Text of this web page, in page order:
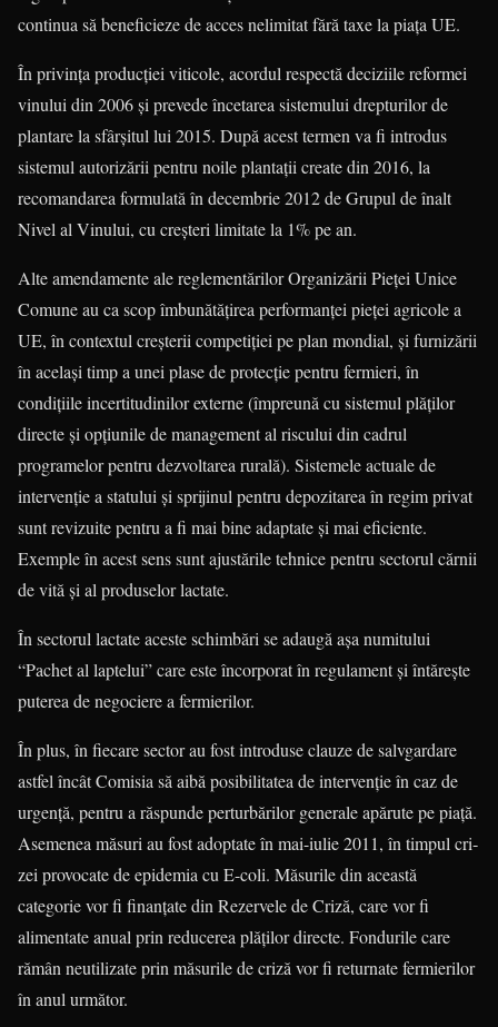
continua să beneficieze de acces nelimitat fără taxe la piața UE.
În privința producției viticole, acordul respectă deciziile reformei
vinului din 2006 și prevede încetarea sistemului drepturilor de
plantare la sfârșitul lui 2015. După acest termen va fi introdus
sistemul autorizării pentru noile plantații create din 2016, la
recomandarea formulată în decembrie 2012 de Grupul de înalt
Nivel al Vinului, cu creșteri limitate la 1% pe an.
Alte amendamente ale reglemen­tărilor Organizării Pieței Unice
Comune au ca scop îmbunătățirea performanței pieței agricole a
UE, în contextul crește­rii competiției pe plan mondial, și furni­zării
în același timp a unei plase de pro­tecție pentru fermieri, în
condițiile incer­ti­tudinilor externe (împreună cu sistemul plăților
directe și opțiunile de manage­ment al riscului din cadrul
programelor pen­tru dezvoltarea rurală). Sistemele ac­tuale de
intervenție a statului și spriji­nul pentru depozitarea în regim privat
sunt revizuite pentru a fi mai bine adap­tate și mai eficiente.
Exemple în acest sens sunt ajustările tehnice pentru sec­to­rul cărnii
de vită și al produselor lactate.
În sectorul lactate aceste schimbări se adaugă așa numitului
“Pachet al laptelui” care este încorporat în regula­ment și întărește
puterea de negociere a fermierilor.
În plus, în fiecare sector au fost introduse clauze de salvgardare
astfel încât Comisia să aibă posibilitatea de intervenție în caz de
urgență, pentru a răspunde perturbărilor generale apărute pe piață.
Asemenea măsuri au fost adop­tate în mai-iulie 2011, în timpul cri­
zei provocate de epidemia cu E-coli. Măsurile din această
categorie vor fi finanțate din Rezervele de Criză, care vor fi
alimentate anual prin reducerea plăților directe. Fondurile care
rămân neutilizate prin măsurile de criză vor fi returnate fermierilor
în anul următor.